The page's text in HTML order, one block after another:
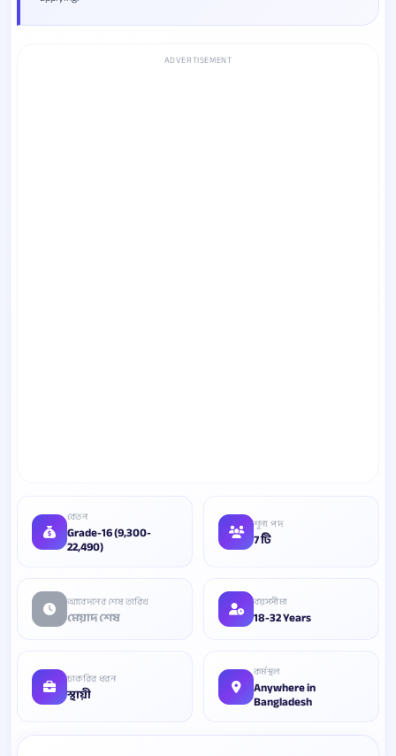
ADVERTISEMENT
বেতন
Grade-16 (9,300-
22,490)
শূন্য পদ
7 টি
আবেদনের শেষ তারিখ
মেয়াদ শেষ
বয়সসীমা
18-32 Years
চাকরির ধরন
স্থায়ী
কর্মস্থল
Anywhere in
Bangladesh